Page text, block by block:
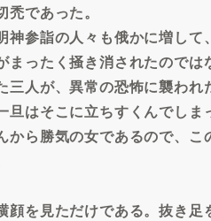
であった。
参詣の人々も俄かに増して
ったく掻き消されたのでは
人が、異常の恐怖に襲わ
はそこに立ちすくんでしま
ら勝気の女であるので、こ
を見ただけである。抜き足